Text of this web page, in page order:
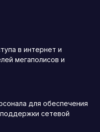
в интернет и
мегаполисов и
для обеспечения
сетевой